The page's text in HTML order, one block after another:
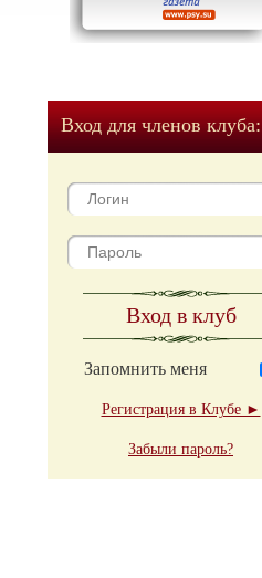
Вход для членов клуба:
Вход в клуб
Запомнить меня
Регистрация в Клубе ►
Забыли пароль?